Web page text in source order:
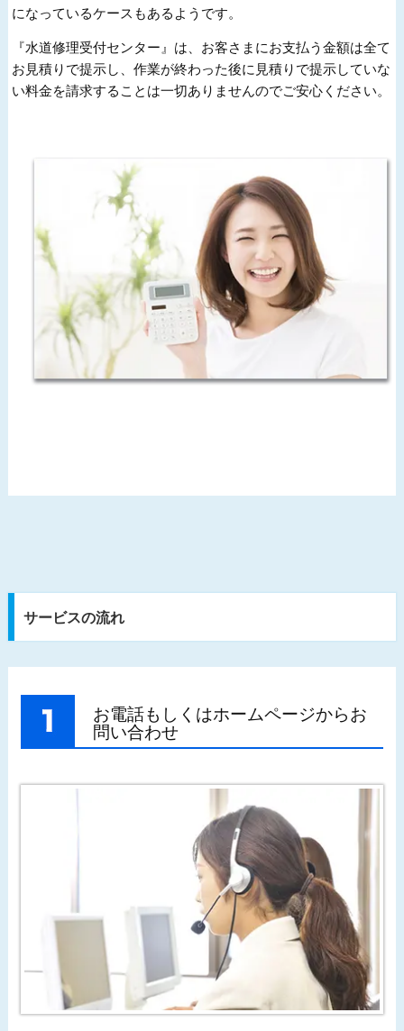
になっているケースもあるようです。
『水道修理受付センター』は、お客さまにお支払う金額は全て
お見積りで提示し、作業が終わった後に見積りで提示していな
い料金を請求することは一切ありませんのでご安心ください。
サービスの流れ
お電話もしくはホームページからお
問い合わせ